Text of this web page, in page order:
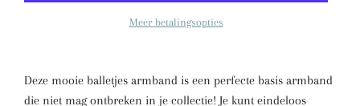
Meer betalingsopties
Deze mooie balletjes armband is een perfecte basis armband
die niet mag ontbreken in je collectie! Je kunt eindeloos